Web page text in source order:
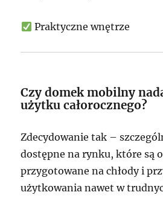
Praktyczne wnętrze
Czy domek mobilny
użytku całorocznego?
Zdecydowanie tak –
dostępne na rynku, które są
przygotowane na chłody i
użytkowania nawet w